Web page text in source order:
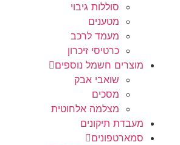
סוללות גיבוי
מטענים
מעמד לרכב
כרטיסי זיכרון
מוצרים חשמל נוספים
שואבי אבק
מסכים
מצלמה אלחוטית
מעבדת תיקונים
סמארטפונים